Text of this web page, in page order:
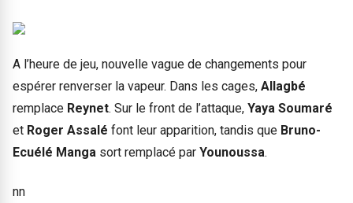
A l’heure de jeu, nouvelle vague de changements pour
espérer renverser la vapeur. Dans les cages, Allagbé
remplace Reynet. Sur le front de l’attaque, Yaya Soumaré
et Roger Assalé font leur apparition, tandis que Bruno-
Ecuélé Manga sort remplacé par Younoussa.
nn